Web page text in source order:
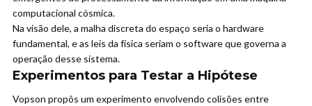
computacional cósmica.
Na visão dele, a malha discreta do espaço seria o hardware
fundamental, e as leis da física seriam o software que governa a
operação desse sistema.
Experimentos para Testar a Hipótese
Vopson propôs um experimento envolvendo colisões entre